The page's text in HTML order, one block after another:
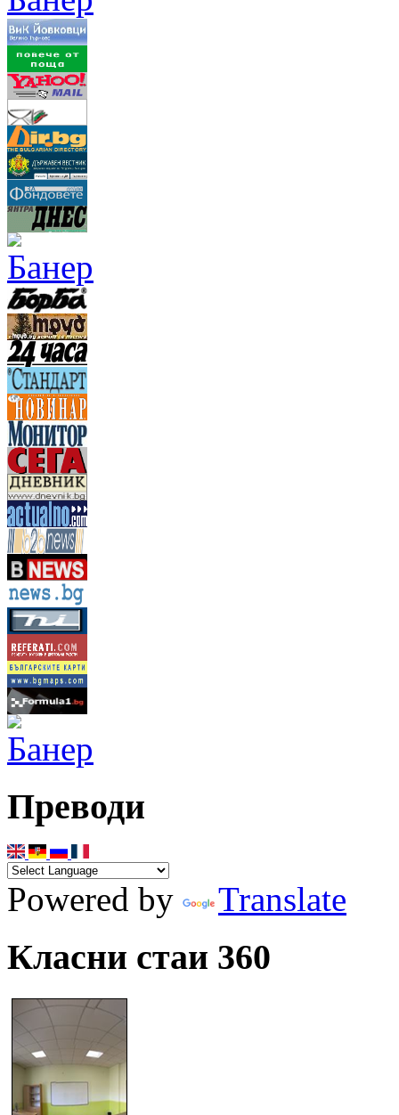
Преводи
Powered by Translate
Класни стаи 360